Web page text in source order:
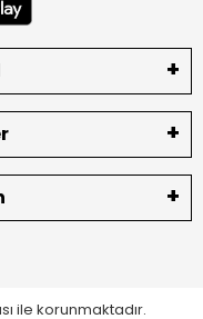
ile korunmaktadır.